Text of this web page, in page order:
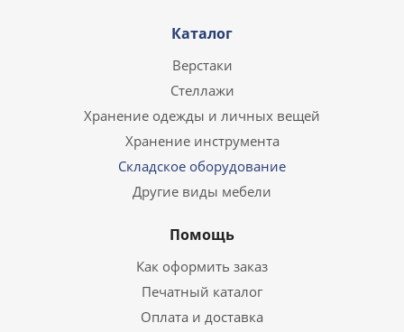
Каталог
Верстаки
Стеллажи
Хранение одежды и личных вещей
Хранение инструмента
Складское оборудование
Другие виды мебели
Помощь
Как оформить заказ
Печатный каталог
Оплата и доставка